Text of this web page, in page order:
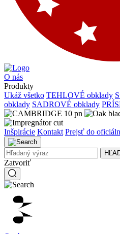
O nás
Produkty
Ukáž všetko TEHLOVÉ obklady
obklady SADROVÉ obklady
Inšpirácie Kontakt Prejsť do
Zatvoriť